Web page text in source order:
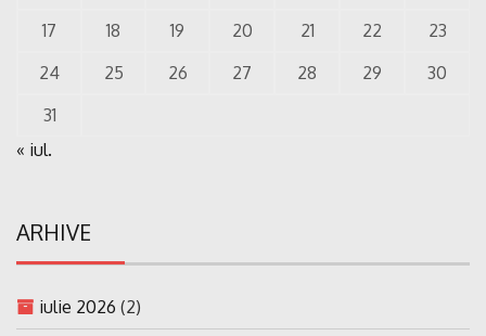
17
18 19 20 21 22
23
24
25 26 27 28 29
30
31
« iul.
ARHIVE
iulie 2026 (2)